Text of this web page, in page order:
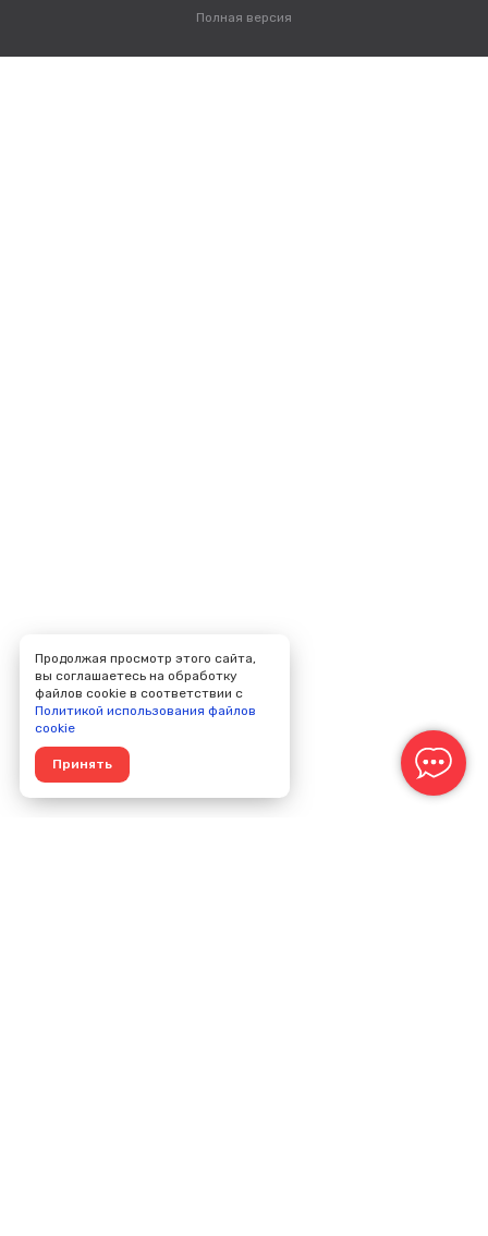
Полная версия
Продолжая просмотр этого сайта,
вы соглашаетесь на обработку
файлов cookie в соответствии с
Политикой использования файлов
cookie
Принять